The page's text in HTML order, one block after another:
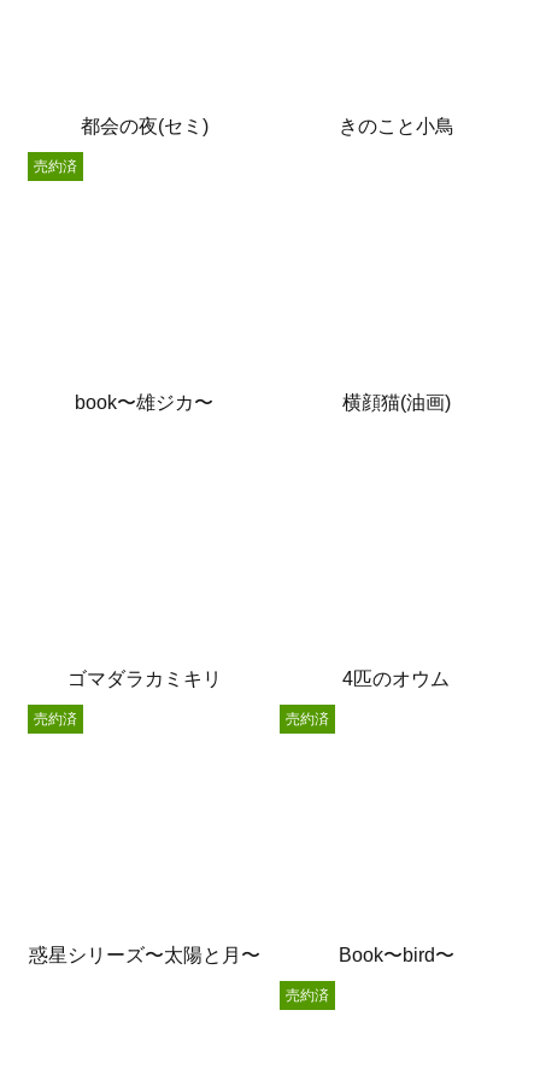
都会の夜(セミ) きのこと小鳥
book〜雄ジカ〜
売約済
横顔猫(油画)
ゴマダラカミキリ 4匹のオウム
惑星シリーズ〜太陽と月〜
売約済
Book〜bird〜
売約済
売約済